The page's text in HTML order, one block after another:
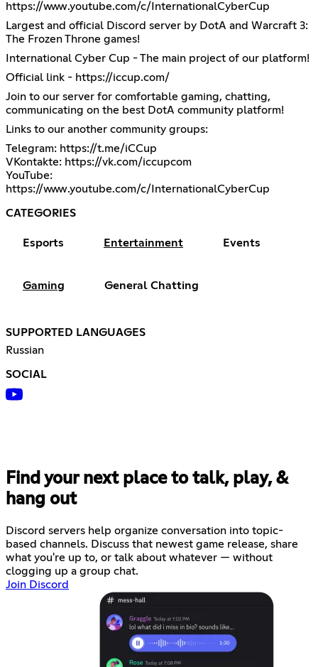
https://www.youtube.com/c/InternationalCyberCup
Largest and official Discord server by DotA and Warcraft 3:
The Frozen Throne games!
International Cyber Cup - The main project of our platform!
Official link - https://iccup.com/
Join to our server for comfortable gaming, chatting,
communicating on the best DotA community platform!
Links to our another community groups:
Telegram: https://t.me/iCCup
VKontakte: https://vk.com/iccupcom
YouTube:
https://www.youtube.com/c/InternationalCyberCup
CATEGORIES
Esports Entertainment Events
Gaming General Chatting
SUPPORTED LANGUAGES
Russian
SOCIAL
Find your next place to talk, play, &
hang out
Discord servers help organize conversation into topic-
based channels. Discuss that newest game release, share
what you're up to, or talk about whatever — without
clogging up a group chat.
Join Discord